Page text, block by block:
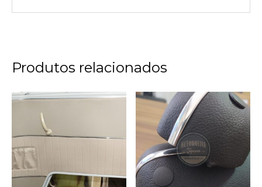
Produtos relacionados